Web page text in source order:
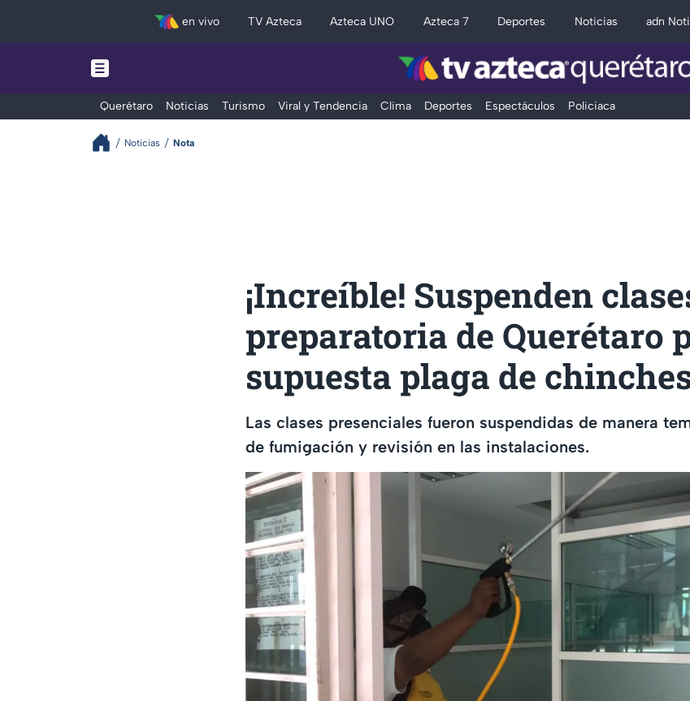
en vivo TV Azteca Azteca UNO Azteca 7 Deportes Noticias adn
Querétaro Noticias Turismo Viral y Tendencia Clima Deportes Espectáculos Policiaca
Noticias Nota
¡Increíble! Suspenden
preparatoria de Querétaro
supuesta plaga de
Las clases presenciales fueron suspendidas de manera
de fumigación y revisión en las instalaciones.